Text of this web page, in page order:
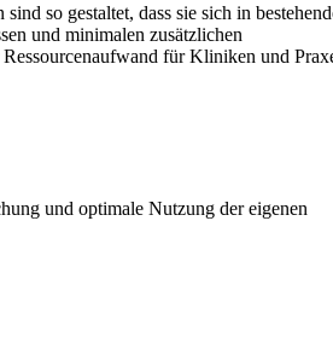
sind so gestaltet, dass sie sich in
und minimalen zusätzlichen
für Kliniken und
und optimale Nutzung der eigenen